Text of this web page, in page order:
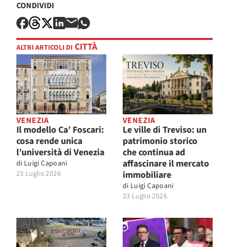
CONDIVIDI
ALTRI ARTICOLI DI CITTÀ
VENEZIA
Il modello Ca’ Foscari:
cosa rende unica
l’università di Venezia
di Luigi Capoani
23 Luglio 2026
VENEZIA
Le ville di Treviso: un
patrimonio storico
che continua ad
affascinare il mercato
immobiliare
di Luigi Capoani
23 Luglio 2026